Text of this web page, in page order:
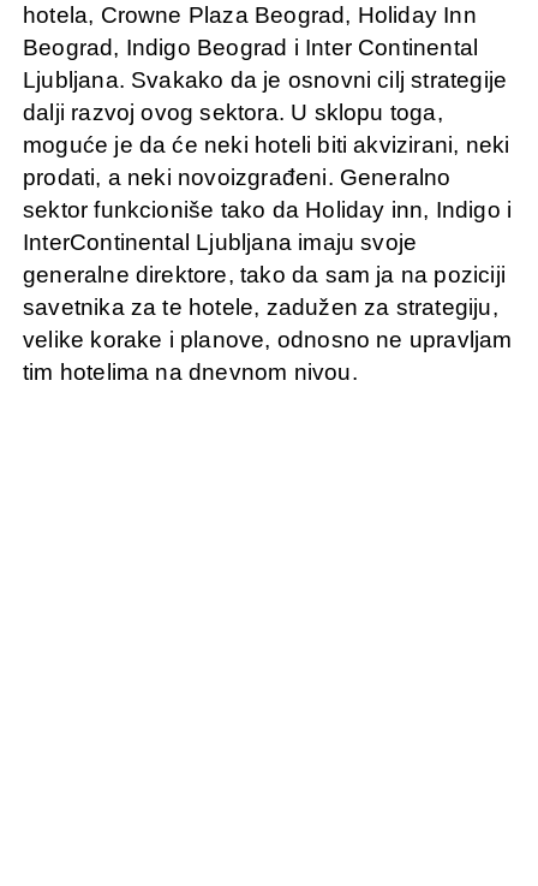
hotela, Crowne Plaza Beograd, Holiday Inn
Beograd, Indigo Beograd i Inter Continental
Ljubljana. Svakako da je osnovni cilj strategije
dalji razvoj ovog sektora. U sklopu toga,
moguće je da će neki hoteli biti akvizirani, neki
prodati, a neki novoizgrađeni. Generalno
sektor funkcioniše tako da Holiday inn, Indigo i
InterContinental Ljubljana imaju svoje
generalne direktore, tako da sam ja na poziciji
savetnika za te hotele, zadužen za strategiju,
velike korake i planove, odnosno ne upravljam
tim hotelima na dnevnom nivou.